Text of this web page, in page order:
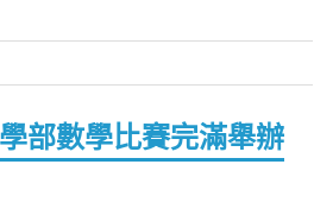
部數學比賽完滿舉辦